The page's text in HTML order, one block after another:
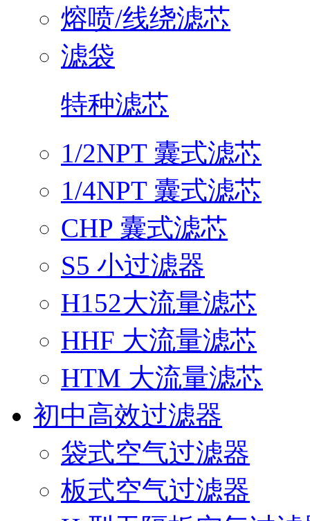
熔喷/线绕滤芯
滤袋
特种滤芯
1/2NPT 囊式滤芯
1/4NPT 囊式滤芯
CHP 囊式滤芯
S5 小过滤器
H152大流量滤芯
HHF 大流量滤芯
HTM 大流量滤芯
初中高效过滤器
袋式空气过滤器
板式空气过滤器